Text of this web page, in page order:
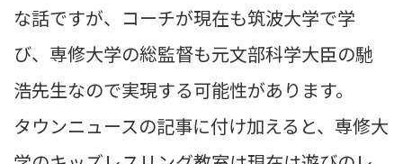
な話ですが、コーチが現在も筑波大学で学
び、専修大学の総監督も元文部科学大臣の馳
浩先生なので実現する可能性があります。
タウンニュースの記事に付け加えると、専修大